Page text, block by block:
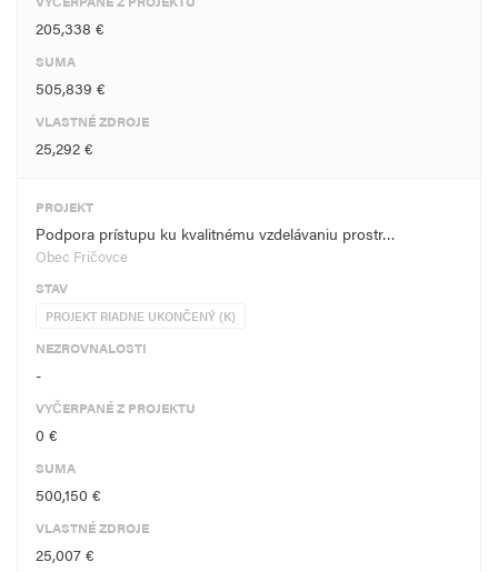
205,338 €
SUMA
505,839 €
VLASTNÉ ZDROJE
25,292 €
PROJEKT
Podpora prístupu ku kvalitnému vzdelávaniu prostr…
Obec Fričovce
STAV
PROJEKT RIADNE UKONČENÝ (K)
NEZROVNALOSTI
-
VYČERPANÉ Z PROJEKTU
0 €
SUMA
500,150 €
VLASTNÉ ZDROJE
25,007 €